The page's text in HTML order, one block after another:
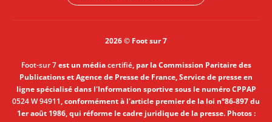
2026 © Foot sur 7
Foot-sur 7est un médiacertifié, par la Commission Paritaire des
Publications et Agence de Presse de France, Service de presse en
ligne spécialisé dans l'Information sportive sous le numéro CPPAP
0524 W 94911, conformément à l'article premier de la loi n°86-897 du
1er août 1986, qui réforme le cadre juridique de la presse. Photos :